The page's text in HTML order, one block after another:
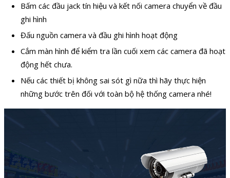
Bấm các đầu jack tín hiệu và kết nối camera chuyển về đầu
ghi hình
Đấu nguồn camera và đầu ghi hình hoạt động
Cắm màn hình để kiểm tra lần cuối xem các camera đã hoạt
động hết chưa.
Nếu các thiết bị không sai sót gì nữa thì hãy thực hiện
những bước trên đối với toàn bộ hệ thống camera nhé!